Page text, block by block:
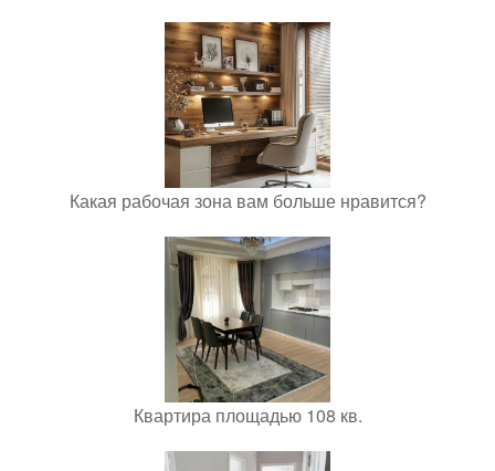
Какая рабочая зона вам больше нравится?
Квартира площадью 108 кв.